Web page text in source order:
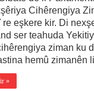
Cihêrengiya
re eşkere kir. Di
ser teahuda
ziman ku
hemû zimanên
»